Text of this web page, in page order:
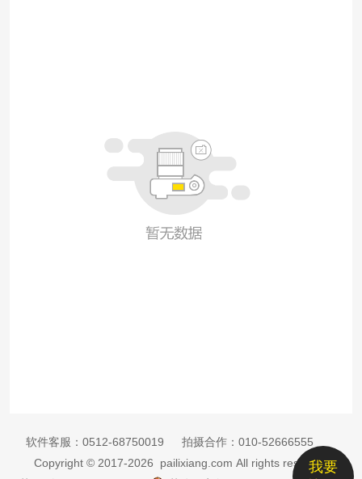
我要
软件客服： 0512-68750019 拍摄合作： 010-52666555
Copyright © 2017-2026 pailixiang.com All rights reserved